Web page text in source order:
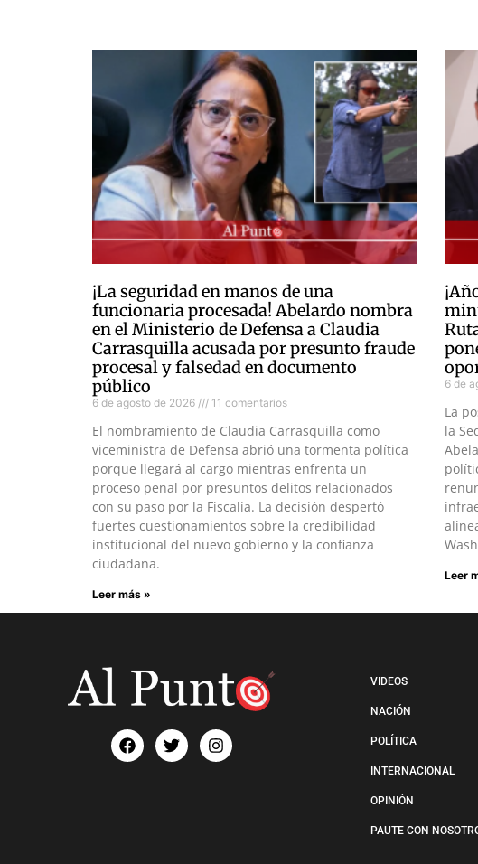
¡La seguridad en manos de una
funcionaria procesada! Abelardo nombra
en el Ministerio de Defensa a Claudia
Carrasquilla acusada por presunto fraude
procesal y falsedad en documento
público
6 de agosto de 2026 11 comentarios
El nombramiento de Claudia Carrasquilla como
viceministra de Defensa abrió una tormenta política
porque llegará al cargo mientras enfrenta un
proceso penal por presuntos delitos relacionados
con su paso por la Fiscalía. La decisión despertó
fuertes cuestionamientos sobre la credibilidad
institucional del nuevo gobierno y la confianza
ciudadana.
Leer más »
6 de
La
la
Leer
VIDEOS
NACIÓN
POLÍTICA
INTERNACIONAL
OPINIÓN
PAUTE CON